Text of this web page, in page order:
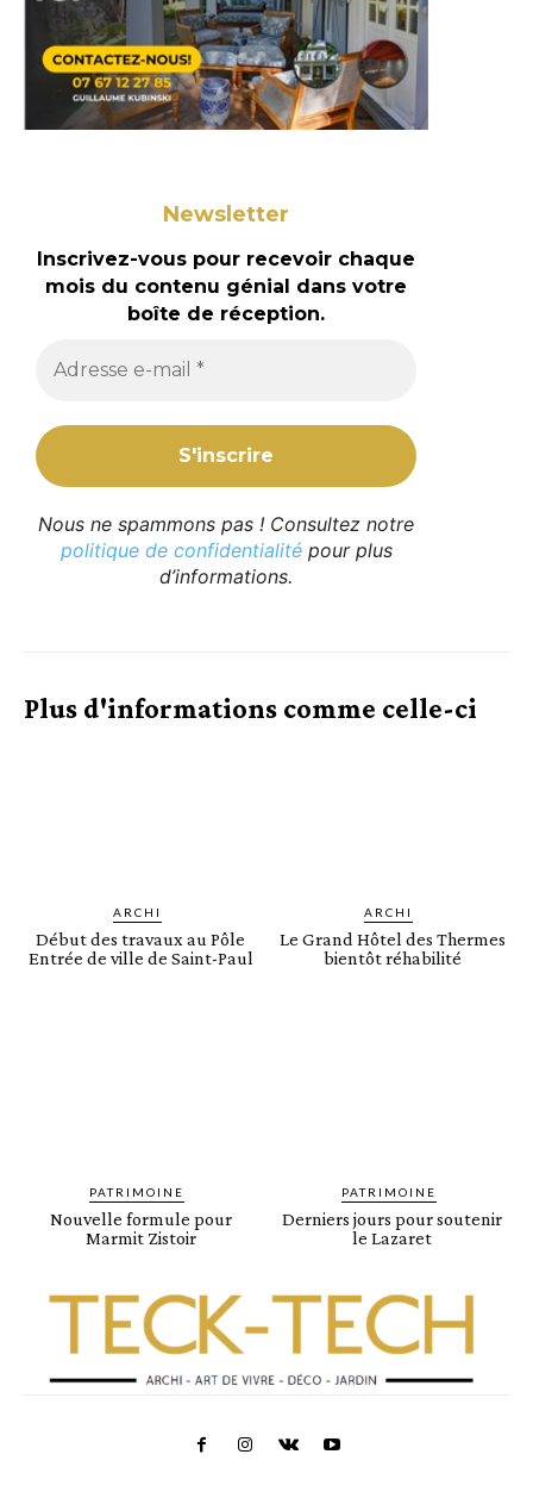
Newsletter
Inscrivez-vous pour recevoir chaque
mois du contenu génial dans votre
boîte de réception.
Nous ne spammons pas ! Consultez notre
politique de confidentialitépour plus
d’informations.
Plus d'informations comme celle-ci
ARCHI
Début des travaux au Pôle
Entrée de ville de Saint-Paul
ARCHI
Le Grand Hôtel des Thermes
bientôt réhabilité
PATRIMOINE
Nouvelle formule pour
Marmit Zistoir
PATRIMOINE
Derniers jours pour soutenir
le Lazaret